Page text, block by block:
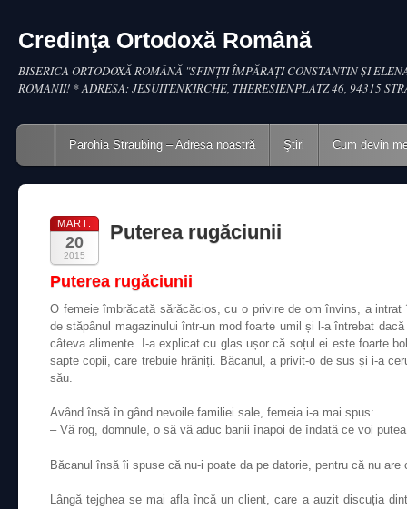
Credinţa Ortodoxă Română
BISERICA ORTODOXĂ ROMÂNĂ "SFINŢII ÎMPĂRAŢI CONSTANTIN ŞI
ROMÂNII! * ADRESA: JESUITENKIRCHE, THERESIENPLATZ 46, 94315
Main menu
Skip to content
Parohia Straubing – Adresa noastră Ştiri Cum devin
MART.
20
2015
Puterea rugăciunii
Puterea rugăciunii
O femeie îmbrăcată sărăcăcios, cu o privire de om învins, a
de stăpânul magazinului într-un mod foarte umil și l-a întrebat
câteva alimente. I-a explicat cu glas ușor că soțul ei este foarte
sapte copii, care trebuie hrăniți. Băcanul, a privit-o de sus și i-a
său.
Având însă în gând nevoile familiei sale, femeia i-a mai spus:
– Vă rog, domnule, o să vă aduc banii înapoi de îndată ce voi
Băcanul însă îi spuse că nu-i poate da pe datorie, pentru că nu
Lângă tejghea se mai afla încă un client, care a auzit discuția